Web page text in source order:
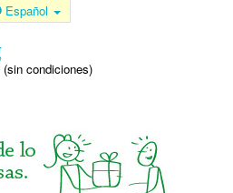
Español
condiciones)